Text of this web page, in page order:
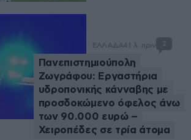
ΕΛΛΑΔΑ41 λ. πριν 2
Πανεπιστημιούπολη
Ζωγράφου: Εργαστήρια
υδροπονικής κάνναβης με
προσδοκώμενο όφελος άνω
των 90.000 ευρώ –
Χειροπέδες σε τρία άτομα